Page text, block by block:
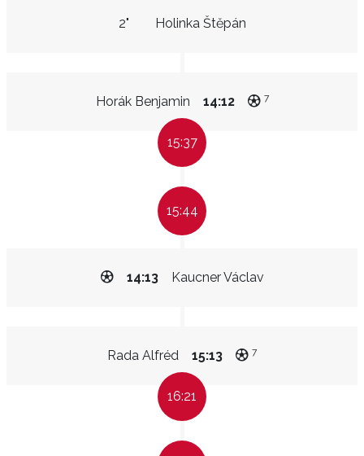
Holinka Štěpán
2"
Horák Benjamin 14:12 7
15:37
15:44
Kaucner Václav
14:13
Rada Alfréd 15:13 7
16:21